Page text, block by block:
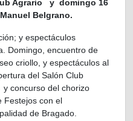
Agrario y domingo 16
Belgrano.
y espectáculos
Domingo, encuentro de
criollo, y espectáculos al
del Salón Club
concurso del chorizo
Festejos con el
de Bragado.